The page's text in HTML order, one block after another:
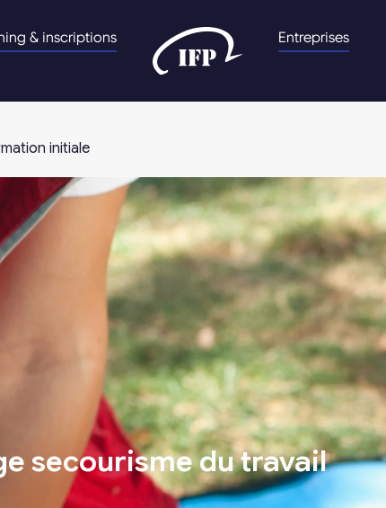
& inscriptions Entreprises
initiale
secourisme du travail